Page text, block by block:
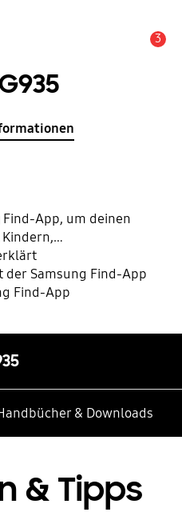
3
App, um deinen
Kontakten zu
der Samsung Find-App
Find-App
& Downloads
& Tipps